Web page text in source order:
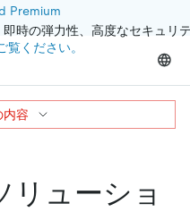
Premium
の弾力性、高度なセキュリ
覧ください。
リューショ
内容